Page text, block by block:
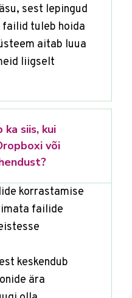
sest lepingud
tuleb hoida
aitab luua
liigselt
siis, kui
või
korrastamise
failide
keskendub
ära